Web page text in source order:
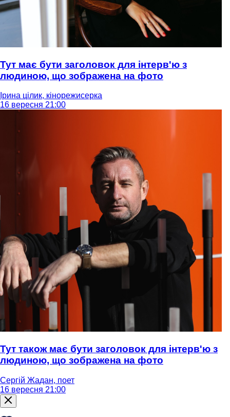
Тут має бути заголовок для інтерв'ю з
людиною, що зображена на фото
Ірина цілик, кінорежисерка
16 вересня 21:00
Тут також має бути заголовок для інтерв'ю з
людиною, що зображена на фото
Сергій Жадан, поет
16 вересня 21:00